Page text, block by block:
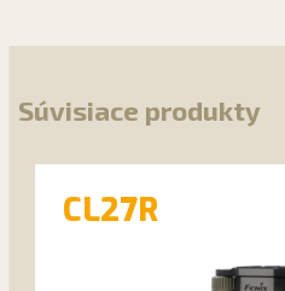
Súvisiace produkty
CL27R